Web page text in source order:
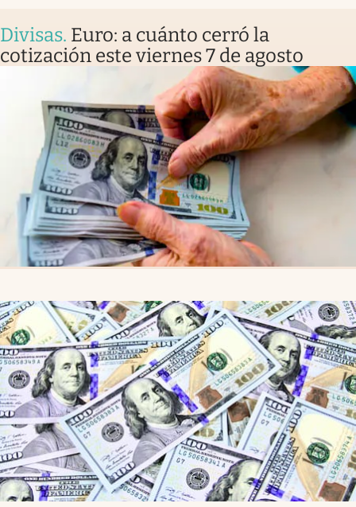
Divisas. Euro: a cuánto cerró la
cotización este viernes 7 de agosto